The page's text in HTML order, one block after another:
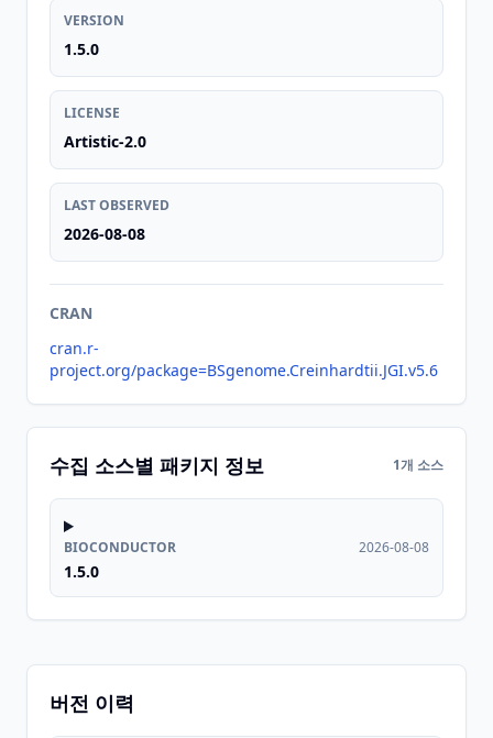
VERSION
1.5.0
LICENSE
Artistic-2.0
LAST OBSERVED
2026-08-08
CRAN
cran.r-
project.org/package=BSgenome.Creinhardtii.JGI.v5.6
수집 소스별 패키지 정보 1개 소스
BIOCONDUCTOR
1.5.0
2026-08-08
버전 이력